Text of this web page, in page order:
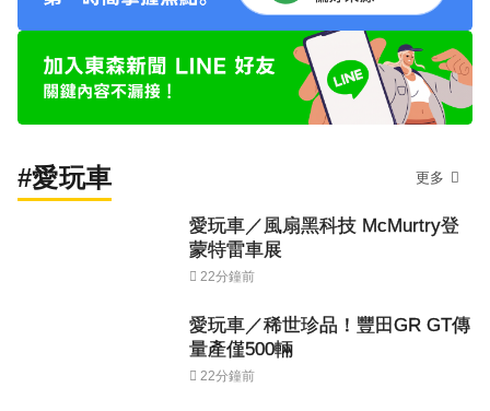
#愛玩車 更多
愛玩車／風扇黑科技 McMurtry登
蒙特雷車展
22分鐘前
愛玩車／稀世珍品！豐田GR GT傳
量產僅500輛
22分鐘前